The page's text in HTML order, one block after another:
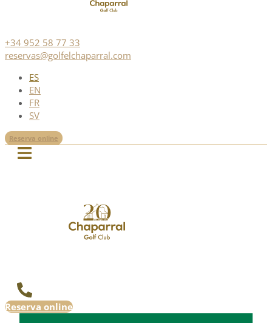
+34 952 58 77 33
reservas@golfelchaparral.com
ES
EN
FR
SV
Reserva online
Reserva online